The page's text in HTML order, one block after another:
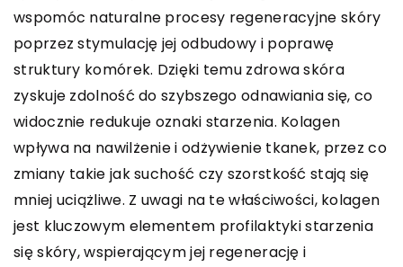
wspomóc naturalne procesy regeneracyjne skóry
poprzez stymulację jej odbudowy i poprawę
struktury komórek. Dzięki temu zdrowa skóra
zyskuje zdolność do szybszego odnawiania się, co
widocznie redukuje oznaki starzenia. Kolagen
wpływa na nawilżenie i odżywienie tkanek, przez co
zmiany takie jak suchość czy szorstkość stają się
mniej uciążliwe. Z uwagi na te właściwości, kolagen
jest kluczowym elementem profilaktyki starzenia
się skóry, wspierającym jej regenerację i